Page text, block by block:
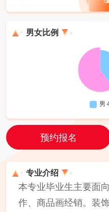
男女比例
预约报名
专业介绍
本专业毕业生主要面
作、商品画经销。装